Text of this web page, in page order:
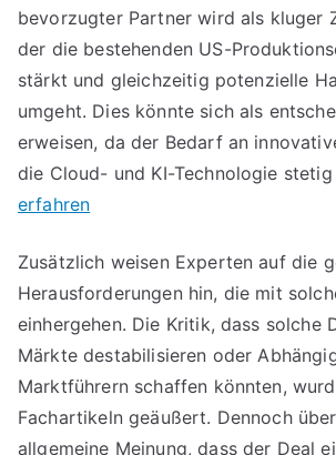
bevorzugter Partner wird als kluger
der die bestehenden US-
stärkt und gleichzeitig potenzielle
umgeht. Dies könnte sich als
erweisen, da der Bedarf an
die Cloud- und KI-Technologie
erfahren
Zusätzlich weisen Experten auf die
Herausforderungen hin, die mit
einhergehen. Die Kritik, dass solche
Märkte destabilisieren oder
Marktführern schaffen könnten,
Fachartikeln geäußert. Dennoch
allgemeine Meinung, dass der Deal